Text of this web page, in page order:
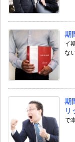
期
イ
な
期
リ
で